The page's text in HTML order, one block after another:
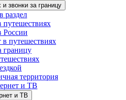
звонки за границу
раздел
России
в путешествиях
границу
территория
и ТВ
и ТВ